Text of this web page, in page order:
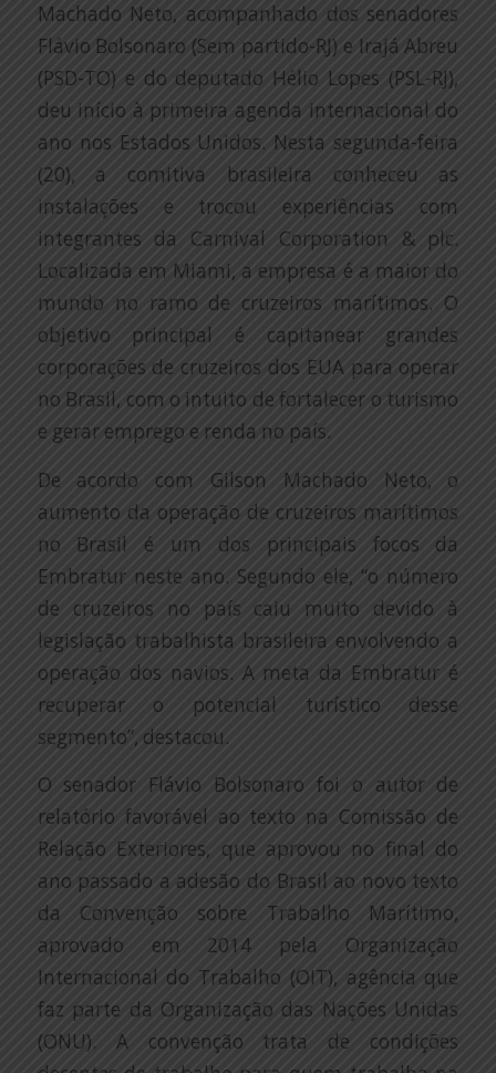
Machado Neto, acompanhado dos senadores
Flávio Bolsonaro (Sem partido-RJ) e Irajá Abreu
(PSD-TO) e do deputado Hélio Lopes (PSL-RJ),
deu início à primeira agenda internacional do
ano nos Estados Unidos. Nesta segunda-feira
(20), a comitiva brasileira conheceu as
instalações e trocou experiências com
integrantes da Carnival Corporation & plc.
Localizada em Miami, a empresa é a maior do
mundo no ramo de cruzeiros marítimos. O
objetivo principal é capitanear grandes
corporações de cruzeiros dos EUA para operar
no Brasil, com o intuito de fortalecer o turismo
e gerar emprego e renda no país.
De acordo com Gilson Machado Neto, o
aumento da operação de cruzeiros marítimos
no Brasil é um dos principais focos da
Embratur neste ano. Segundo ele, “o número
de cruzeiros no país caiu muito devido à
legislação trabalhista brasileira envolvendo a
operação dos navios. A meta da Embratur é
recuperar o potencial turístico desse
segmento”, destacou.
O senador Flávio Bolsonaro foi o autor de
relatório favorável ao texto na Comissão de
Relação Exteriores, que aprovou no final do
ano passado a adesão do Brasil ao novo texto
da Convenção sobre Trabalho Marítimo,
aprovado em 2014 pela Organização
Internacional do Trabalho (OIT), agência que
faz parte da Organização das Nações Unidas
(ONU). A convenção trata de condições